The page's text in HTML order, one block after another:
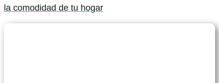
la comodidad de tu hogar